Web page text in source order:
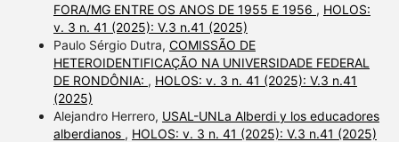
FORA/MG ENTRE OS ANOS DE 1955 E 1956 , HOLOS:
v. 3 n. 41 (2025): V.3 n.41 (2025)
Paulo Sérgio Dutra, COMISSÃO DE
HETEROIDENTIFICAÇÃO NA UNIVERSIDADE FEDERAL
DE RONDÔNIA: , HOLOS: v. 3 n. 41 (2025): V.3 n.41
(2025)
Alejandro Herrero, USAL-UNLa Alberdi y los educadores
alberdianos , HOLOS: v. 3 n. 41 (2025): V.3 n.41 (2025)